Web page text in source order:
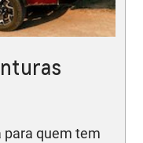
para quem tem